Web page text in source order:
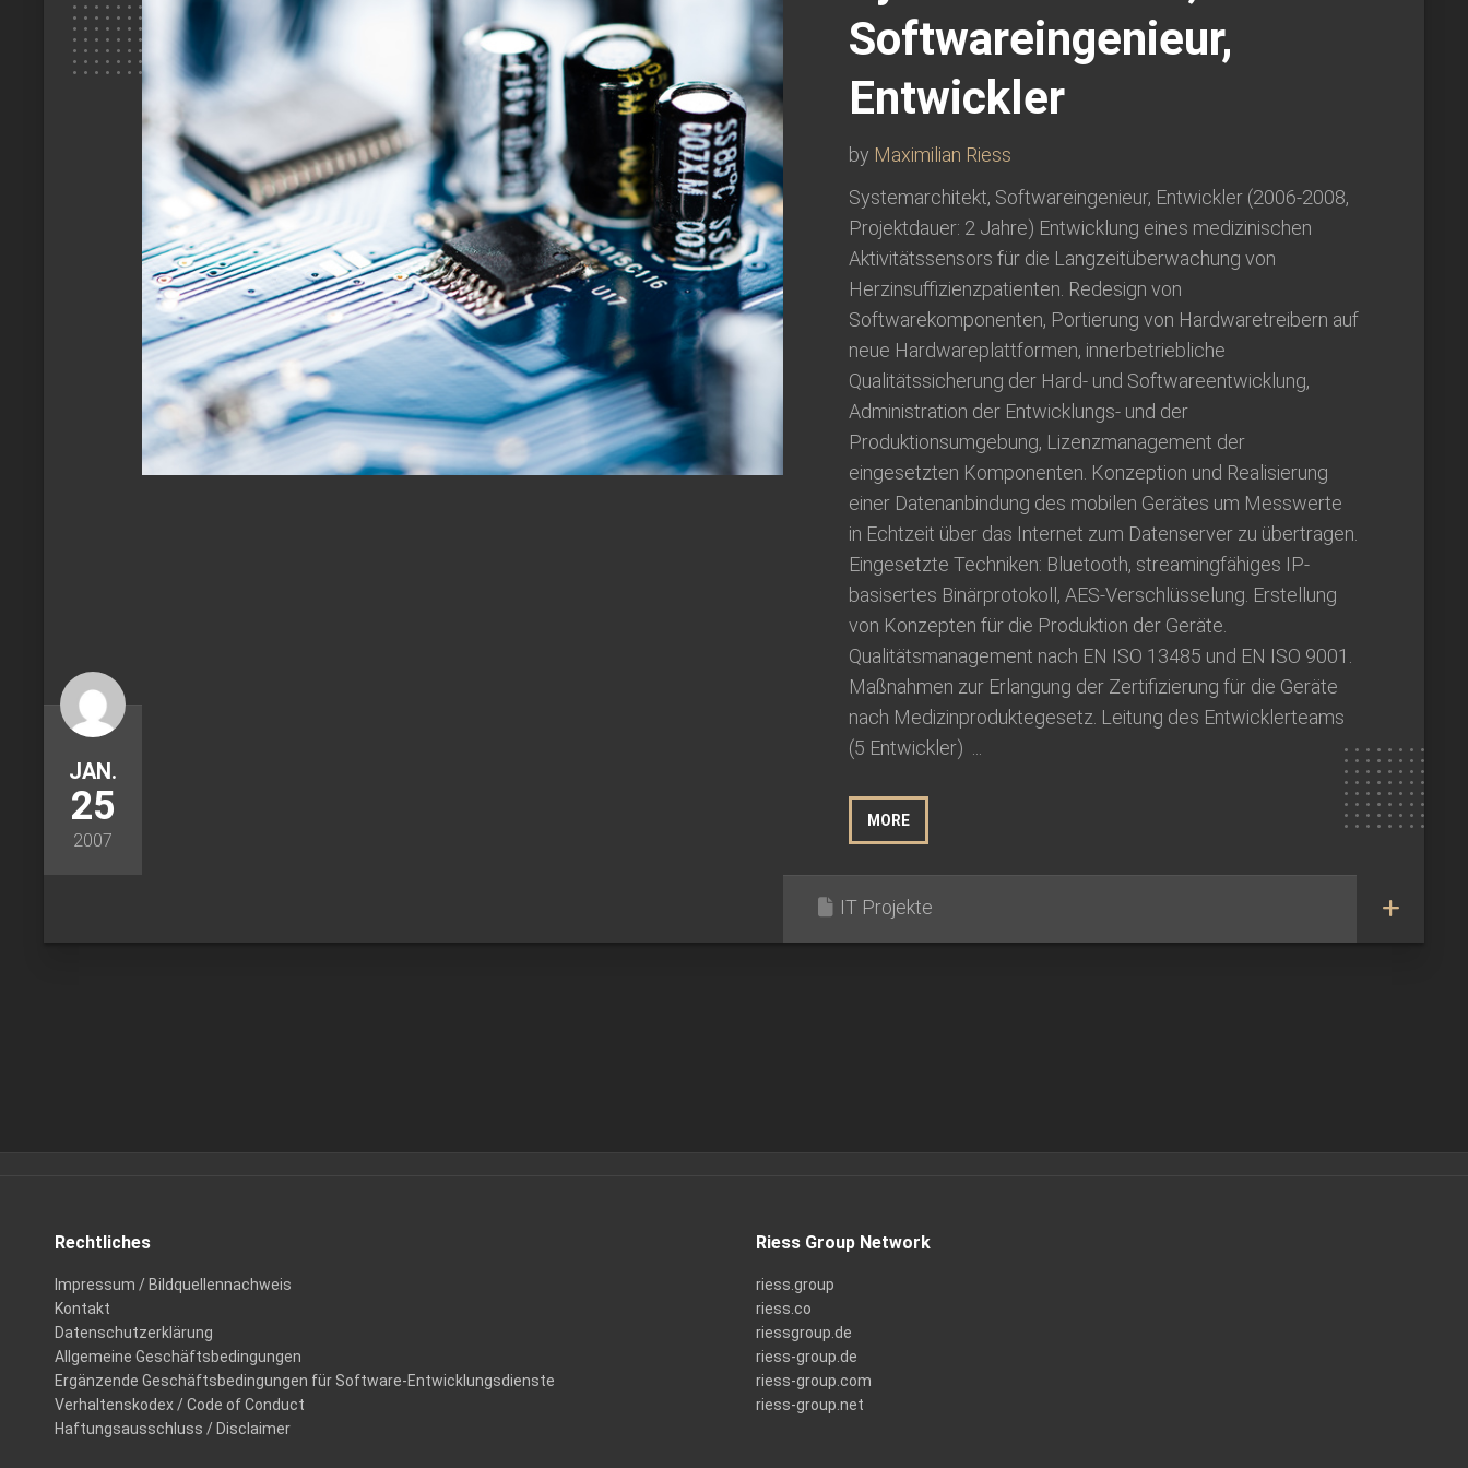
JAN.
25
2007
Softwareingenieur,
Entwickler
by Maximilian Riess
Systemarchitekt, Softwareingenieur, Entwickler (2006-2008,
Projektdauer: 2 Jahre) Entwicklung eines medizinischen
Aktivitätssensors für die Langzeitüberwachung von
Herzinsuffizienzpatienten. Redesign von
Softwarekomponenten, Portierung von Hardwaretreibern auf
neue Hardwareplattformen, innerbetriebliche
Qualitätssicherung der Hard- und Softwareentwicklung,
Administration der Entwicklungs- und der
Produktionsumgebung, Lizenzmanagement der
eingesetzten Komponenten. Konzeption und Realisierung
einer Datenanbindung des mobilen Gerätes um Messwerte
in Echtzeit über das Internet zum Datenserver zu übertragen.
Eingesetzte Techniken: Bluetooth, streamingfähiges IP-
basisertes Binärprotokoll, AES-Verschlüsselung. Erstellung
von Konzepten für die Produktion der Geräte.
Qualitätsmanagement nach EN ISO 13485 und EN ISO 9001.
Maßnahmen zur Erlangung der Zertifizierung für die Geräte
nach Medizinproduktegesetz. Leitung des Entwicklerteams
(5 Entwickler) ...
MORE
IT Projekte
Rechtliches
Impressum / Bildquellennachweis
Kontakt
Datenschutzerklärung
Allgemeine Geschäftsbedingungen
Ergänzende Geschäftsbedingungen für Software-Entwicklungsdienste
Verhaltenskodex / Code of Conduct
Haftungsausschluss / Disclaimer
Riess Group Network
riess.group
riess.co
riessgroup.de
riess-group.de
riess-group.com
riess-group.net